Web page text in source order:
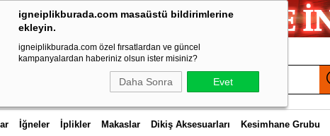
igneiplikburada.com masaüstü bildirimlerine
ekleyin.
igneiplikburada.com özel fırsatlardan ve güncel
kampanyalardan haberiniz olsun ister misiniz?
Daha Sonra Evet
İğneler İplikler Makaslar Dikiş Aksesuarları Kesimhane Grubu